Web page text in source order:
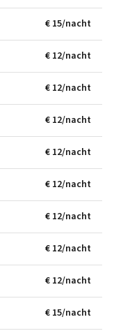
€ 15/nacht
€ 12/nacht
€ 12/nacht
€ 12/nacht
€ 12/nacht
€ 12/nacht
€ 12/nacht
€ 12/nacht
€ 12/nacht
€ 15/nacht